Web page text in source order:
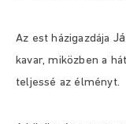
Az est házigazdája
kavar, miközben a
teljessé az élményt.